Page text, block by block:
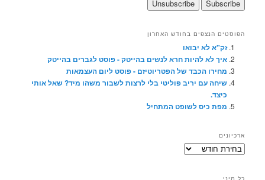
הפוסטים הנצפים בחודש האחרון
זק"א לא יבואו
איך לא להיות חרא לנשים בהייטק - פוסט לגברים בהייטק
מחירו הכבד של הפטריוטיזם - פוסט ליום העצמאות
שיחה עם יריב פוליטי בלי לרצות לשבור משהו מיד? שאל אותי
כיצד.
מפת כיס לשופט המתחיל
ארכיונים
ארכיונים
כל מיני